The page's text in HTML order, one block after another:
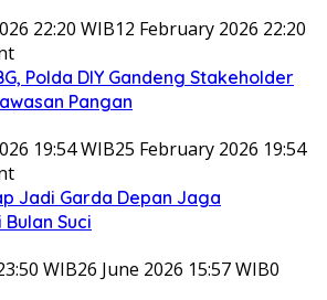
22:20 WIB12 February 2026 22:20
Polda DIY Gandeng Stakeholder
Pangan
19:54 WIB25 February 2026 19:54
Jadi Garda Depan Jaga
Suci
WIB26 June 2026 15:57 WIB0